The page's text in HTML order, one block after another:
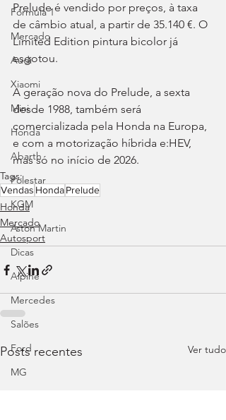
Fórmula 1
Mercado
Audi
Xiaomi
Mini
Honda
Abarth
Polestar
KGM
Aston Martin
Dicas
Alpine
Mercedes
Salões
Ford
MG
Prelude é vendido por preços, à taxa
de câmbio atual, a partir de 35.140 €. O
Limited Edition pintura bicolor já
esgotou.
A geração nova do Prelude, a sexta
desde 1988, também será
comercializada pela Honda na Europa,
e com a motorização híbrida e:HEV,
mas só no início de 2026.
Tags:
Vendas HondaPrelude
Honda
Mercado
Autosport
Posts recentes Ver tudo